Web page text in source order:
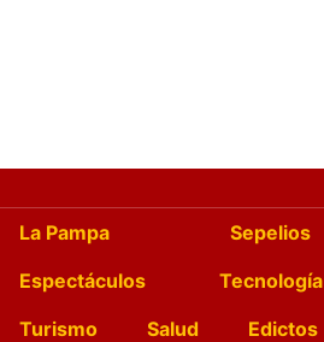
La Pampa Sepelios
Espectáculos
Tecnología
Turismo
Salud Edictos